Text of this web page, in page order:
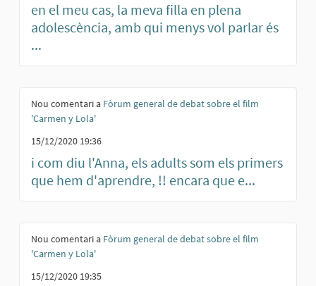
en el meu cas, la meva filla en plena
adolescència, amb qui menys vol parlar és
...
Nou comentari a Fòrum general de debat sobre el film
'Carmen y Lola'
15/12/2020 19:36
i com diu l'Anna, els adults som els primers
que hem d'aprendre, !! encara que e...
Nou comentari a Fòrum general de debat sobre el film
'Carmen y Lola'
15/12/2020 19:35